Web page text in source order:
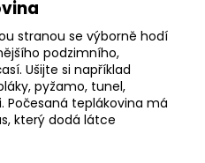
stranou se výborně hodí
podzimního,
Ušijte si například
pyžamo, tunel,
Počesaná teplákovina má
který dodá látce